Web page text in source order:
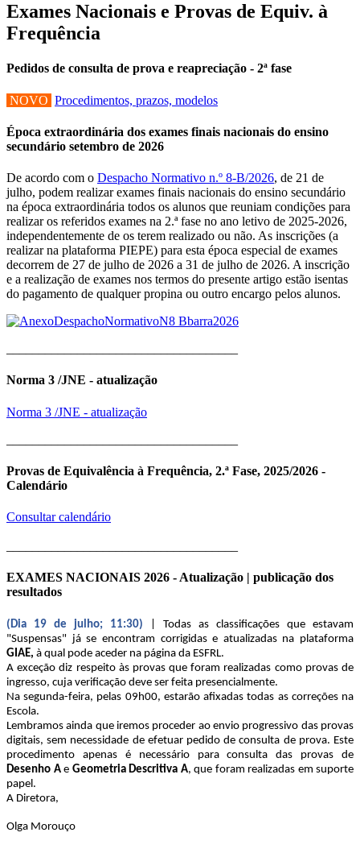
Exames Nacionais e Provas de Equiv. à
Frequência
Pedidos de consulta de prova e reapreciação - 2ª fase
NOVO Procedimentos, prazos, modelos
Época extraordinária dos exames finais nacionais do ensino
secundário setembro de 2026
De acordo com o Despacho Normativo n.º 8-B/2026, de 21 de
julho, podem realizar exames finais nacionais do ensino secundário
na época extraordinária todos os alunos que reuniam condições para
realizar os referidos exames na 2.ª fase no ano letivo de 2025-2026,
independentemente de os terem realizado ou não. As inscrições (a
realizar na plataforma PIEPE) para esta época especial de exames
decorrem de 27 de julho de 2026 a 31 de julho de 2026. A inscrição
e a realização de exames nos termos do presente artigo estão isentas
do pagamento de qualquer propina ou outro encargo pelos alunos.
Norma 3 /JNE - atualização
Norma 3 /JNE - atualização
Provas de Equivalência à Frequência, 2.ª Fase, 2025/2026 -
Calendário
Consultar calendário
EXAMES NACIONAIS 2026 - Atualização | publicação dos
resultados
(Dia 19 de julho; 11:30)
| Todas as classificações que estavam
"Suspensas" já se encontram corrigidas e atualizadas na plataforma
GIAE, à qual pode aceder na página da ESFRL.
A exceção diz respeito às provas que foram realizadas como provas de
ingresso, cuja verificação deve ser feita presencialmente.
Na segunda-feira, pelas 09h00, estarão afixadas todas as correções na
Escola.
Lembramos ainda que iremos proceder ao envio progressivo das provas
digitais, sem necessidade de efetuar pedido de consulta de prova. Este
procedimento apenas é necessário para consulta das provas de
Desenho Ae Geometria Descritiva A, que foram realizadas em suporte
papel.
A Diretora,
Olga Morouço